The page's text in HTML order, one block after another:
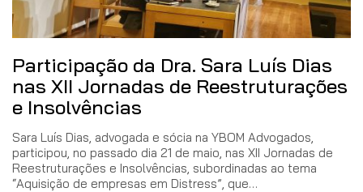
Participação da Dra. Sara Luís Dias
nas XII Jornadas de Reestruturações
e Insolvências
Sara Luís Dias, advogada e sócia na YBOM Advogados,
participou, no passado dia 21 de maio, nas XII Jornadas de
Reestruturações e Insolvências, subordinadas ao tema
“Aquisição de empresas em Distress”, que…